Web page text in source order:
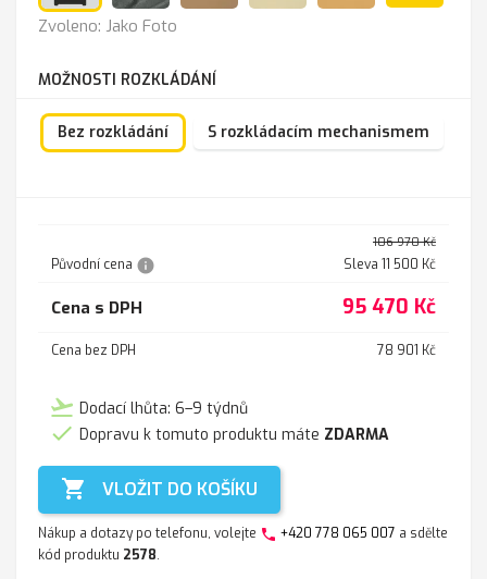
Jako
Anthrazit
Zvoleno: Jako Foto
MOŽNOSTI ROZKLÁDÁNÍ
Bez rozkládání S rozkládacím mechanismem
Původní cena info
106 970 Kč
Sleva 11 500 Kč
Cena s DPH 95 470 Kč
Cena bez DPH 78 901 Kč
flight_takeoff Dodací lhůta: 6–9 týdnů
 Dopravu k tomuto produktu máte ZDARMA
 VLOŽIT DO KOŠÍKU
Nákup a dotazy po telefonu, volejte phone +420 778 065 007 a sdělte
kód produktu 2578.